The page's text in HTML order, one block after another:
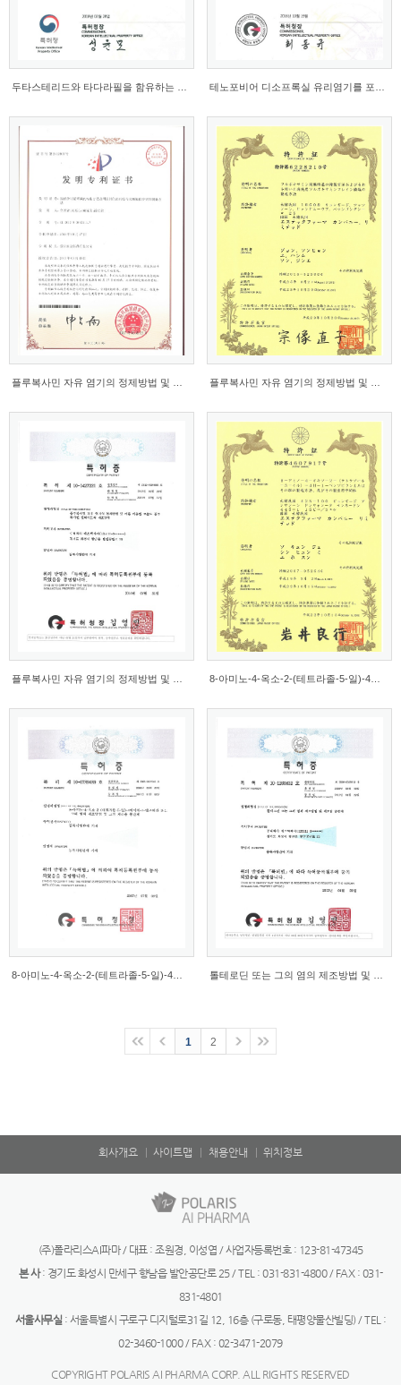
1 2
회사개요 사이트맵 채용안내 위치정보
(주)폴라리스AI파마 / 대표 : 조원경, 이성엽 / 사업자등록번호 : 123-81-47345
본 사: 경기도 화성시 만세구 향남읍 발안공단로 25 / TEL : 031-831-4800 / FAX : 031-
831-4801
서울사무실 : 서울특별시 구로구 디지털로31길 12, 16층 (구로동, 태평양물산빌딩) / TEL :
02-3460-1000 / FAX : 02-3471-2079
COPYRIGHT POLARIS AI PHARMA CORP. ALL RIGHTS RESERVED